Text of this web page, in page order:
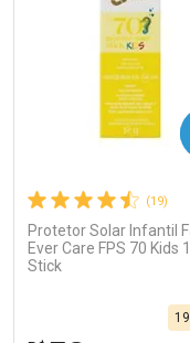
(19)
Protetor Solar Infantil
Ever Care FPS 70 Kids
Stick
COMPRAR